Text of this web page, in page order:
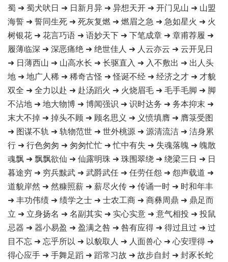
蜀 ➜ 蜀犬吠日 ➜ 日新月异 ➜ 异想天开 ➜ 开门见山 ➜ 山盟
海誓 ➜ 誓同生死 ➜ 死灰复燃 ➜ 燃眉之急 ➜ 急如星火 ➜ 火
树银花 ➜ 花言巧语 ➜ 语妙天下 ➜ 下笔成章 ➜ 章甫荐履 ➜
履薄临深 ➜ 深恶痛绝 ➜ 绝世佳人 ➜ 人云亦云 ➜ 云开见日
➜ 日薄西山 ➜ 山高水长 ➜ 长驱直入 ➜ 入不敷出 ➜ 出人头
地 ➜ 地广人稀 ➜ 稀奇古怪 ➜ 怪诞不经 ➜ 经济之才 ➜ 才貌
双全 ➜ 全力以赴 ➜ 赴汤蹈火 ➜ 火烧眉毛 ➜ 毛手毛脚 ➜ 脚
不沾地 ➜ 地大物博 ➜ 博闻强识 ➜ 识时达务 ➜ 务本抑末 ➜
末大不掉 ➜ 掉头不顾 ➜ 顾名思义 ➜ 义愤填膺 ➜ 膺箓受图
➜ 图谋不轨 ➜ 轨物范世 ➜ 世外桃源 ➜ 源清流洁 ➜ 洁身累
行 ➜ 行色匆匆 ➜ 匆匆忙忙 ➜ 忙中有失 ➜ 失魂落魄 ➜ 魄散
魂飘 ➜ 飘飘欲仙 ➜ 仙露明珠 ➜ 珠围翠绕 ➜ 绕梁三日 ➜ 日
暮途穷 ➜ 穷兵黩武 ➜ 武爵武任 ➜ 任劳任怨 ➜ 怨声载道 ➜
道貌岸然 ➜ 然糠照薪 ➜ 薪尽火传 ➜ 传诵一时 ➜ 时和年丰
➜ 丰功伟绩 ➜ 绩学之士 ➜ 士农工商 ➜ 商彝周鼎 ➜ 鼎足而
立 ➜ 立身扬名 ➜ 名副其实 ➜ 实心实意 ➜ 意气相投 ➜ 投鼠
忌器 ➜ 器小易盈 ➜ 盈满之咎 ➜ 咎有应得 ➜ 得过且过 ➜ 过
目不忘 ➜ 忘乎所以 ➜ 以貌取人 ➜ 人面兽心 ➜ 心安理得 ➜
得心应手 ➜ 手舞足蹈 ➜ 蹈常习故 ➜ 故步自封 ➜ 封豕长蛇